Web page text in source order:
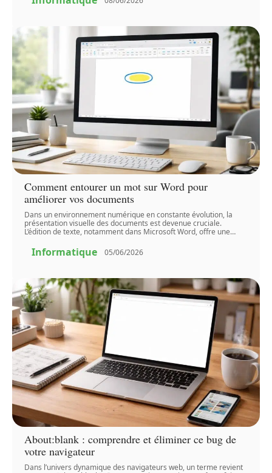
Comment entourer un mot sur Word pour
améliorer vos documents
Dans un environnement numérique en constante évolution, la
présentation visuelle des documents est devenue cruciale.
L’édition de texte, notamment dans Microsoft Word, offre une…
Informatique 05/06/2026
About:blank : comprendre et éliminer ce bug de
votre navigateur
Dans l’univers dynamique des navigateurs web, un terme revient